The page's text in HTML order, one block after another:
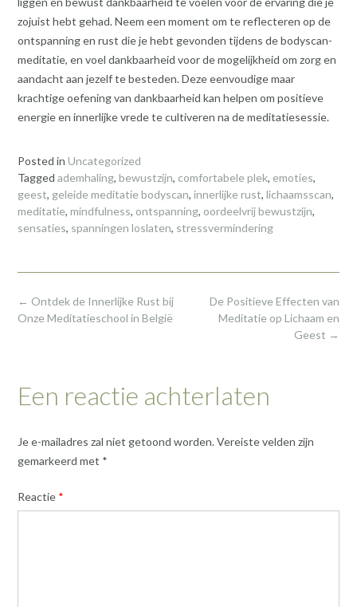
zojuist hebt gehad. Neem een moment om te reflecteren op de
ontspanning en rust die je hebt gevonden tijdens de bodyscan-
meditatie, en voel dankbaarheid voor de mogelijkheid om zorg en
aandacht aan jezelf te besteden. Deze eenvoudige maar
krachtige oefening van dankbaarheid kan helpen om positieve
energie en innerlijke vrede te cultiveren na de meditatiesessie.
Posted in Uncategorized
Tagged ademhaling, bewustzijn, comfortabele plek, emoties,
geest, geleide meditatie bodyscan, innerlijke rust, lichaamsscan,
meditatie, mindfulness, ontspanning, oordeelvrij bewustzijn,
sensaties, spanningen loslaten, stressvermindering
Post
navigation
De Positieve Effecten van
Meditatie op Lichaam en
Geest →
← Ontdek de Innerlijke Rust bij
Onze Meditatieschool in België
Een reactie achterlaten
Je e-mailadres zal niet getoond worden.Vereiste velden zijn
gemarkeerd met *
Reactie *